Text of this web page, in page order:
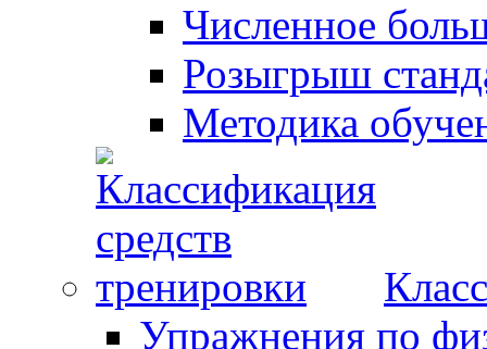
Численное
Розыгрыш
Методика
Упражнения по